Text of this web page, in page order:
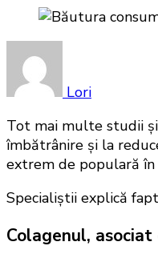
Lori
Tot mai multe studii
îmbătrânire și la
extrem de populară
Specialiștii explică
Colagenul,